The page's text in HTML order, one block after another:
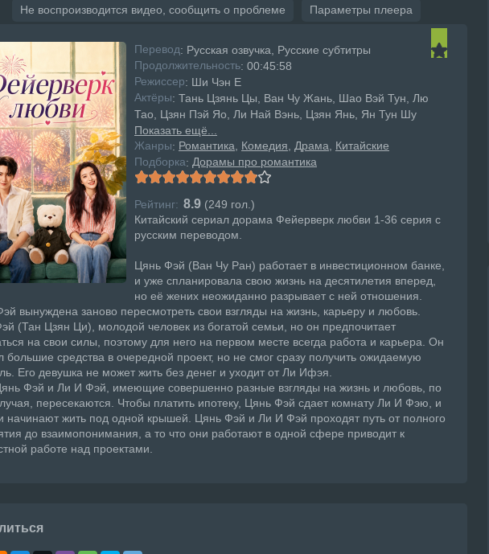
Не воспроизводится видео, сообщить о проблеме Параметры плеера
Перевод: Русская озвучка, Русские субтитры
Продолжительность: 00:45:58
Режисcер: Ши Чэн Е
Актёры: Тань Цзянь Цы, Ван Чу Жань, Шао Вэй Тун, Лю
Тао, Цзян Пэй Яо, Ли Най Вэнь, Цзян Янь, Ян Тун Шу
Показать ещё...
Жанры: Романтика Комедия Драма
Китайские
Подборка: Дорамы про романтика
Рейтинг: 8.9 (249 гол.)
Китайский сериал дорама Фейерверк любви 1-36 серия с
русским переводом.
Цянь Фэй (Ван Чу Ран) работает в инвестиционном банке,
и уже спланировала свою жизнь на десятилетия вперед,
но еë жених неожиданно разрывает с ней отношения.
вынуждена заново пересмотреть свои взгляды на жизнь, карьеру и любовь.
(Тан Цзян Ци), молодой человек из богатой семьи, но он предпочитает
на свои силы, поэтому для него на первом месте всегда работа и карьера. Он
большие средства в очередной проект, но не смог сразу получить ожидаемую
Его девушка не может жить без денег и уходит от Ли Ифэя.
Фэй и Ли И Фэй, имеющие совершенно разные взгляды на жизнь и любовь, по
пересекаются. Чтобы платить ипотеку, Цянь Фэй сдает комнату Ли И Фэю, и
начинают жить под одной крышей. Цянь Фэй и Ли И Фэй проходят путь от полного
до взаимопонимания, а то что они работают в одной сфере приводит к
работе над проектами.